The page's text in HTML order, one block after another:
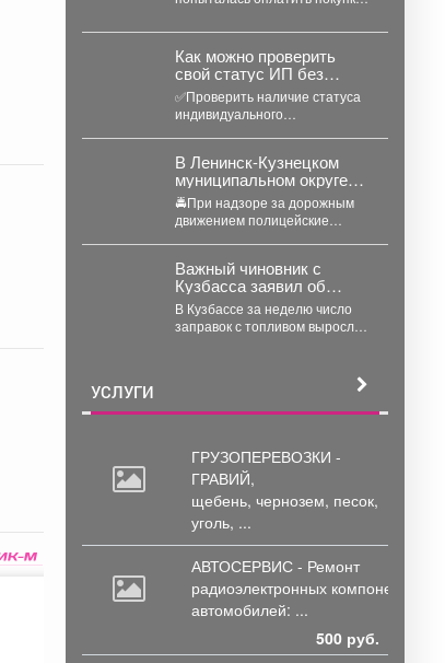
стоило показывать кассиру. В...
Как можно проверить
свой статус ИП без
визита в налоговую
инспекцию?
✅Проверить наличие статуса
индивидуального
В Ленинск-Кузнецком
муниципальном округе
суд назначил штраф
водителю, управлявшему
мотоциклом после
лишения водительских
прав
🚔При надзоре за дорожным
движением полицейские
которого двигался без...
Важный чиновник с
Кузбасса заявил об
изменениях с бензином
В Кузбассе за неделю число
заправок с топливом выросло
УСЛУГИ
ГРУЗОПЕРЕВОЗКИ -
ГРАВИЙ,
щебень, чернозем, песок,
уголь, ...
АВТОСЕРВИС - Ремонт
радиоэлектронных компонентов
автомобилей: ...
500 руб.